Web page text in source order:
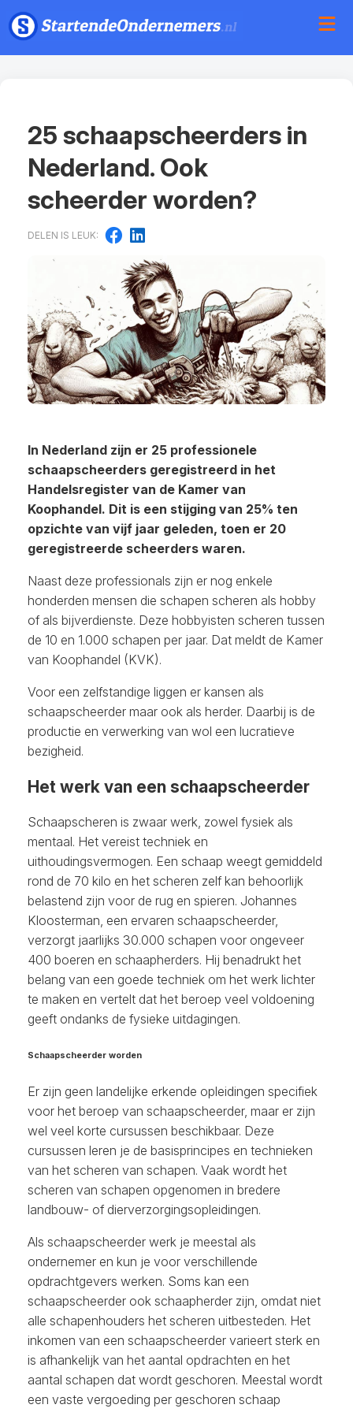
25 schaapscheerders in
Nederland. Ook
scheerder worden?
DELEN IS LEUK:
In Nederland zijn er 25 professionele
schaapscheerders geregistreerd in het
Handelsregister van de Kamer van
Koophandel. Dit is een stijging van 25% ten
opzichte van vijf jaar geleden, toen er 20
geregistreerde scheerders waren.
Naast deze professionals zijn er nog enkele
honderden mensen die schapen scheren als hobby
of als bijverdienste. Deze hobbyisten scheren tussen
de 10 en 1.000 schapen per jaar. Dat meldt de Kamer
van Koophandel (KVK).
Voor een zelfstandige liggen er kansen als
schaapscheerder maar ook als herder. Daarbij is de
productie en verwerking van wol een lucratieve
bezigheid.
Het werk van een schaapscheerder
Schaapscheren is zwaar werk, zowel fysiek als
mentaal. Het vereist techniek en
uithoudingsvermogen. Een schaap weegt gemiddeld
rond de 70 kilo en het scheren zelf kan behoorlijk
belastend zijn voor de rug en spieren. Johannes
Kloosterman, een ervaren schaapscheerder,
verzorgt jaarlijks 30.000 schapen voor ongeveer
400 boeren en schaapherders. Hij benadrukt het
belang van een goede techniek om het werk lichter
te maken en vertelt dat het beroep veel voldoening
geeft ondanks de fysieke uitdagingen.
Schaapscheerder worden
Er zijn geen landelijke erkende opleidingen specifiek
voor het beroep van schaapscheerder, maar er zijn
wel veel korte cursussen beschikbaar. Deze
cursussen leren je de basisprincipes en technieken
van het scheren van schapen. Vaak wordt het
scheren van schapen opgenomen in bredere
landbouw- of dierverzorgingsopleidingen.
Als schaapscheerder werk je meestal als
ondernemer en kun je voor verschillende
opdrachtgevers werken. Soms kan een
schaapscheerder ook schaapherder zijn, omdat niet
alle schapenhouders het scheren uitbesteden. Het
inkomen van een schaapscheerder varieert sterk en
is afhankelijk van het aantal opdrachten en het
aantal schapen dat wordt geschoren. Meestal wordt
een vaste vergoeding per geschoren schaap